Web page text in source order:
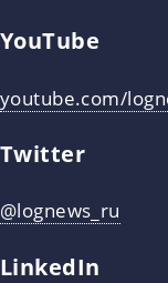
YouTube
youtube.com/
Twitter
@lognews_ru
LinkedIn